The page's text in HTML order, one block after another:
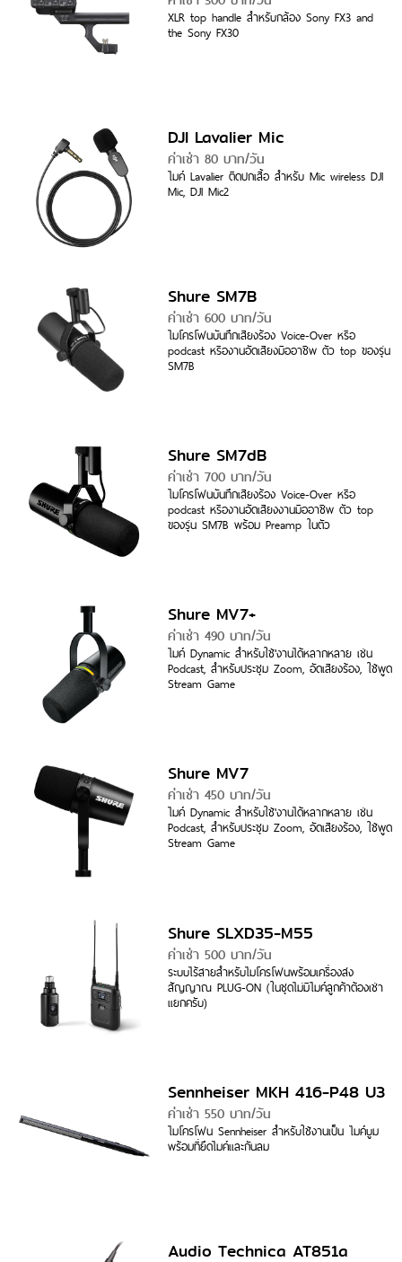
XLR top handle สำหรับกล้อง Sony FX3 and
the Sony FX30
DJI Lavalier Mic
ค่าเช่า 80 บาท/วัน
ไมค์ Lavalier ติดปกเสื้อ สำหรับ Mic wireless DJI
Mic, DJI Mic2
Shure SM7B
ค่าเช่า 600 บาท/วัน
ไมโครโฟนบันทึกเสียงร้อง Voice-Over หรือ
podcast หรืองานอัดเสียงมืออาชีพ ตัว top ของรุ่น
SM7B
Shure SM7dB
ค่าเช่า 700 บาท/วัน
ไมโครโฟนบันทึกเสียงร้อง Voice-Over หรือ
podcast หรืองานอัดเสียงงานมืออาชีพ ตัว top
ของรุ่น SM7B พร้อม Preamp ในตัว
Shure MV7+
ค่าเช่า 490 บาท/วัน
ไมค์ Dynamic สำหรับใช้'งานได้หลากหลาย เช่น
Podcast, สำหรับประชุม Zoom, อัดเสียงร้อง, ใช้พูด
Stream Game
Shure MV7
ค่าเช่า 450 บาท/วัน
ไมค์ Dynamic สำหรับใช้'งานได้หลากหลาย เช่น
Podcast, สำหรับประชุม Zoom, อัดเสียงร้อง, ใช้พูด
Stream Game
Shure SLXD35-M55
ค่าเช่า 500 บาท/วัน
ระบบไร้สายสำหรับไมโครโฟนพร้อมเครื่องส่ง
สัญญาณ PLUG-ON (ในชุดไม่มีไมค์ลูกค้าต้องเช่า
แยกครับ)
Sennheiser MKH 416-P48 U3
ค่าเช่า 550 บาท/วัน
ไมโครโฟน Sennheiser สำหรับใช้งานเป็น ไมค์บูม
พร้อมที่ยึดไมค์และกันลม
Audio Technica AT851a